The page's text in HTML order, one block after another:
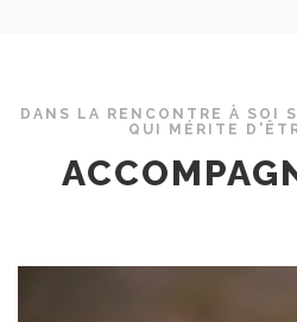
DANS LA RENCONTRE À SOI
QUI MÉRITE